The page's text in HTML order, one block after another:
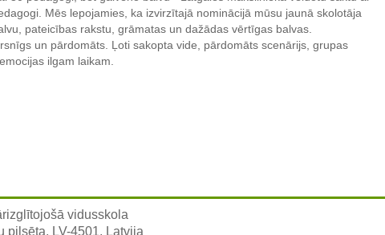
Mēs lepojamies, ka izvirzītajā nominācijā mūsu jaunā skolotāja
pateicības rakstu, grāmatas un dažādas vērtīgas balvas.
un pārdomāts. Ļoti sakopta vide, pārdomāts scenārijs, grupas
ilgam laikam.
vidusskola
pilsēta, LV-4501, Latvija